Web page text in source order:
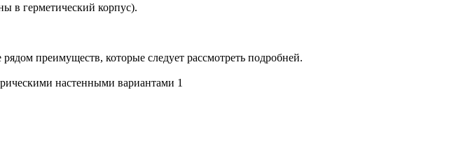
в герметический корпус).
преимуществ, которые следует рассмотреть подробней.